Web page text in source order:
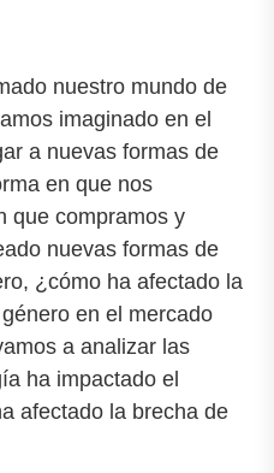
nuestro mundo de
imaginado en el
a nuevas formas de
en que nos
que compramos y
nuevas formas de
¿cómo ha afectado la
en el mercado
a analizar las
ha impactado el
afectado la brecha de